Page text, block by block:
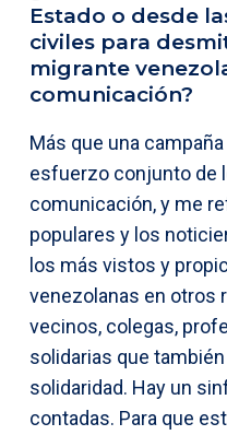
Estado o desde
civiles para
migrante
comunicación?
Más que una
esfuerzo conjunto de
comunicación, y me
populares y los
los más vistos y
venezolanas en otros
vecinos, colegas,
solidarias que
solidaridad. Hay un
contadas. Para que